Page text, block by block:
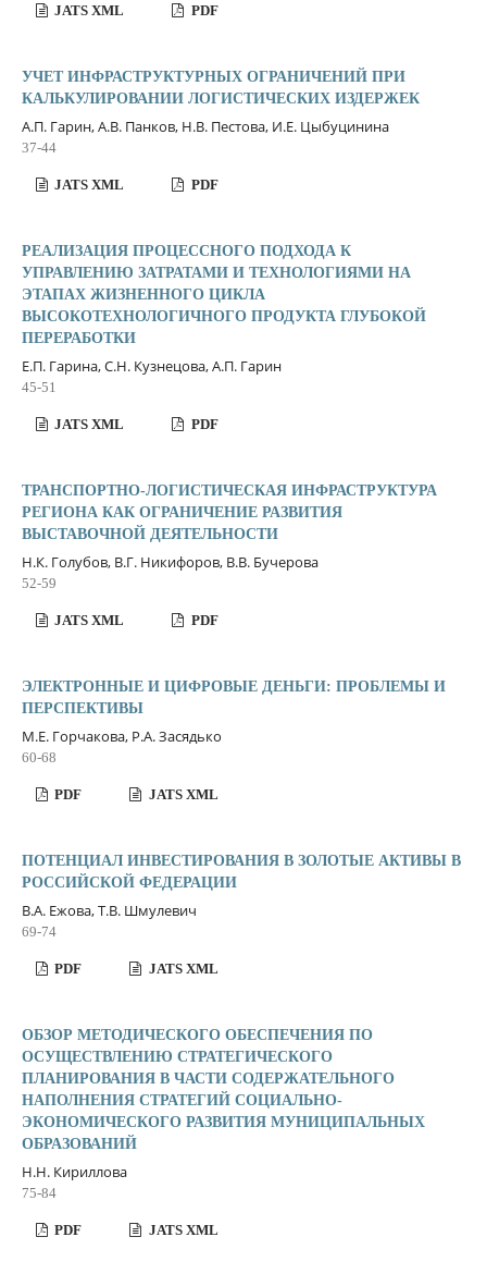
JATS XML PDF
УЧЕТ ИНФРАСТРУКТУРНЫХ ОГРАНИЧЕНИЙ ПРИ
КАЛЬКУЛИРОВАНИИ ЛОГИСТИЧЕСКИХ ИЗДЕРЖЕК
А.П. Гарин, А.В. Панков, Н.В. Пестова, И.Е. Цыбуцинина
37-44
JATS XML PDF
РЕАЛИЗАЦИЯ ПРОЦЕССНОГО ПОДХОДА К
УПРАВЛЕНИЮ ЗАТРАТАМИ И ТЕХНОЛОГИЯМИ НА
ЭТАПАХ ЖИЗНЕННОГО ЦИКЛА
ВЫСОКОТЕХНОЛОГИЧНОГО ПРОДУКТА ГЛУБОКОЙ
ПЕРЕРАБОТКИ
Е.П. Гарина, С.Н. Кузнецова, А.П. Гарин
45-51
JATS XML PDF
ТРАНСПОРТНО-ЛОГИСТИЧЕСКАЯ ИНФРАСТРУКТУРА
РЕГИОНА КАК ОГРАНИЧЕНИЕ РАЗВИТИЯ
ВЫСТАВОЧНОЙ ДЕЯТЕЛЬНОСТИ
Н.К. Голубов, В.Г. Никифоров, В.В. Бучерова
52-59
JATS XML PDF
ЭЛЕКТРОННЫЕ И ЦИФРОВЫЕ ДЕНЬГИ: ПРОБЛЕМЫ И
ПЕРСПЕКТИВЫ
М.Е. Горчакова, Р.А. Засядько
60-68
PDF JATS XML
ПОТЕНЦИАЛ ИНВЕСТИРОВАНИЯ В ЗОЛОТЫЕ АКТИВЫ В
РОССИЙСКОЙ ФЕДЕРАЦИИ
В.А. Ежова, Т.В. Шмулевич
69-74
PDF JATS XML
ОБЗОР МЕТОДИЧЕСКОГО ОБЕСПЕЧЕНИЯ ПО
ОСУЩЕСТВЛЕНИЮ СТРАТЕГИЧЕСКОГО
ПЛАНИРОВАНИЯ В ЧАСТИ СОДЕРЖАТЕЛЬНОГО
НАПОЛНЕНИЯ СТРАТЕГИЙ СОЦИАЛЬНО-
ЭКОНОМИЧЕСКОГО РАЗВИТИЯ МУНИЦИПАЛЬНЫХ
ОБРАЗОВАНИЙ
Н.Н. Кириллова
75-84
PDF JATS XML